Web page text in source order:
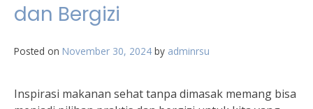
dan Bergizi
Posted on November 30, 2024 by adminrsu
Inspirasi makanan sehat tanpa dimasak memang bisa